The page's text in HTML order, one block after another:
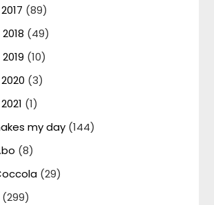
(89)
(49)
(10)
(3)
(1)
my day (144)
(8)
(29)
(299)